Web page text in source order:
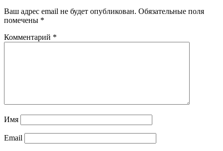
Ваш адрес email не будет опубликован. Обязательные поля
помечены *
Комментарий *
Имя
Email